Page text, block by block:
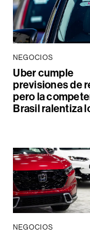
NEGOCIOS
Uber cumple
previsiones de
pero la
Brasil ralentiza
NEGOCIOS